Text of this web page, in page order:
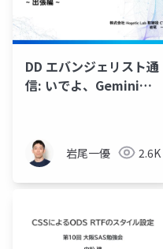
DD エバンジェリスト通
信: いでよ、Gemini！
張編 ~
岩尾一優 2.6K